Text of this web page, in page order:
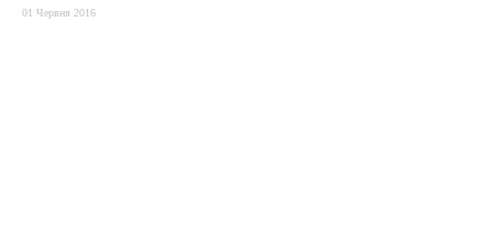
01 Червня 2016